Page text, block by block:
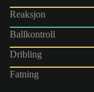
Reaksjon
Ballkontroll
Dribling
Fatning